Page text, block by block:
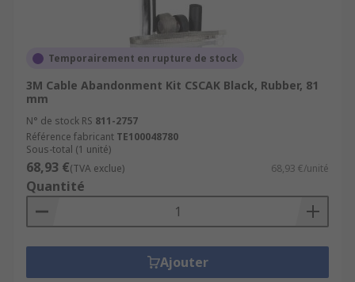
Temporairement en rupture de stock
3M Cable Abandonment Kit CSCAK Black, Rubber, 81
mm
N° de stock RS 811-2757
Référence fabricant TE100048780
Sous-total (1 unité)
68,93 €(TVA exclue) 68,93 €/unité
Quantité
Ajouter